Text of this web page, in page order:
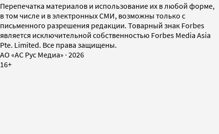
Перепечатка материалов и использование их в любой форме,
в том числе и в электронных СМИ, возможны только с
письменного разрешения редакции. Товарный знак Forbes
является исключительной собственностью Forbes Media Asia
Pte. Limited. Все права защищены.
AO «АС Рус Медиа» · 2026
16+